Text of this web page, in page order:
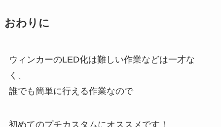
おわりに
ウィンカーのLED化は難しい作業などは一才な
く、
誰でも簡単に行える作業なので
初めてのプチカスタムにオススメです！